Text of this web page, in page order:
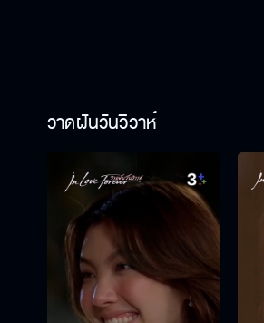
วาดฝันวันวิวาห์